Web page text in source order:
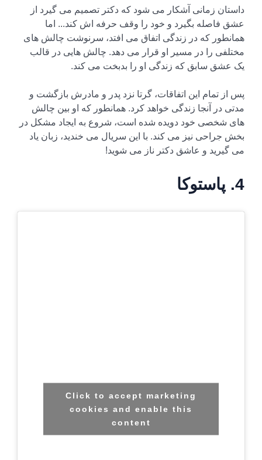
داستان زمانی آشکار می شود که دکتر تصمیم می گیرد از
عشق فاصله بگیرد و خود را وقف حرفه اش کند... اما
همانطور که در زندگی اتفاق می افتد، سرنوشت چالش های
مختلفی را در مسیر او قرار می دهد. چالش هایی در قالب
یک عشق سابق که زندگی او را بدبخت می کند.
پس از تمام این اتفاقات، گرتا نزد پدر و مادرش بازگشت و
مدتی در آنجا زندگی خواهد کرد. همانطور که او بین چالش
های شخصی خود دویده شده است، شروع به ایجاد مشکل در
بخش جراحی نیز می کند. با این سریال می خندید، زبان یاد
می گیرید و عاشق دکتر ناز می شوید!
4. پاستوکا
Click to accept marketing
cookies and enable this
content